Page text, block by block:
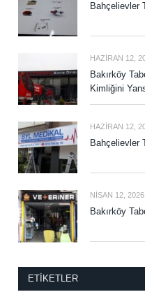
Bahçelievler
HAZIRAN 12,
Bakırköy
Kimliğini
HAZIRAN 12,
Bahçelievler
NISAN 12, 2026
Bakırköy
ETIKETLER